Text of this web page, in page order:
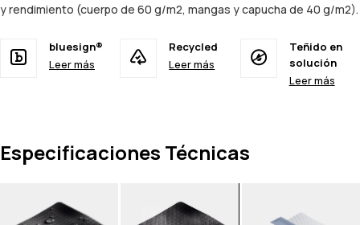
y rendimiento (cuerpo de 60 g/m2, mangas y capucha de 40 g/m2).
bluesign®
Leer más
Recycled
Leer más
Teñido en
solución
Leer más
Especificaciones Técnicas